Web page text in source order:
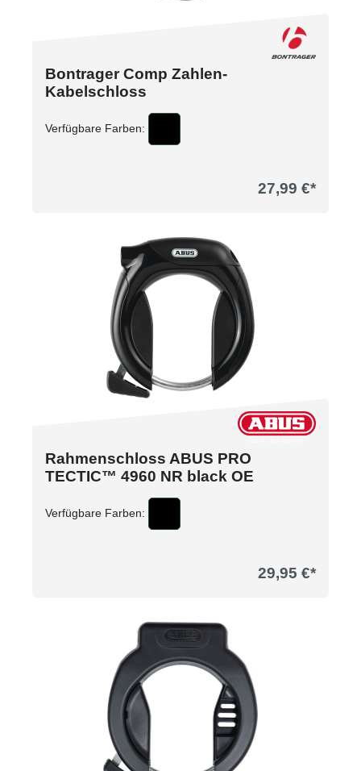
Bontrager Comp Zahlen-
Kabelschloss
Verfügbare Farben:
27,99 €*
Rahmenschloss ABUS PRO
TECTIC™ 4960 NR black OE
Verfügbare Farben:
29,95 €*